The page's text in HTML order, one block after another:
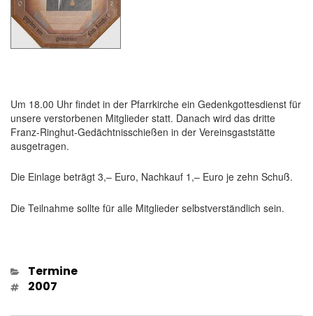
Um 18.00 Uhr findet in der Pfarrkirche ein Gedenkgottesdienst für
unsere verstorbenen Mitglieder statt. Danach wird das dritte
Franz-Ringhut-Gedächtnisschießen in der Vereinsgaststätte
ausgetragen.
Die Einlage beträgt 3,– Euro, Nachkauf 1,– Euro je zehn Schuß.
Die Teilnahme sollte für alle Mitglieder selbstverständlich sein.
Kategorien
Termine
Schlagwörter
2007